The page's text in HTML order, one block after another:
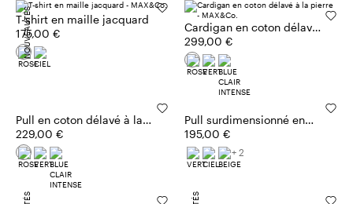
T-shirt en maille jacquard
175,00 €
NOUVEAUTÉS
Cardigan en coton délavé
à la pierre
299,00 €
Pull en coton délavé à la
pierre
229,00 €
Pull surdimensionné en
mélange de cachemire
195,00 €
+ 2